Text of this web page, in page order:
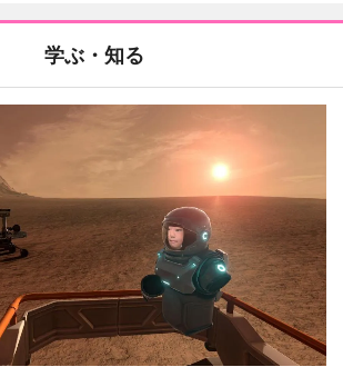
学ぶ・知る